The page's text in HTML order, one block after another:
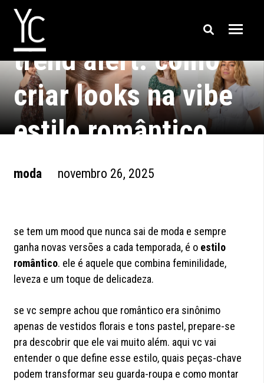
trend alert: como
criar looks na vibe
estilo romântico
moda novembro 26, 2025
se tem um mood que nunca sai de moda e sempre
ganha novas versões a cada temporada, é o estilo
romântico. ele é aquele que combina feminilidade,
leveza e um toque de delicadeza.
se vc sempre achou que romântico era sinônimo
apenas de vestidos florais e tons pastel, prepare-se
pra descobrir que ele vai muito além. aqui vc vai
entender o que define esse estilo, quais peças-chave
podem transformar seu guarda-roupa e como montar